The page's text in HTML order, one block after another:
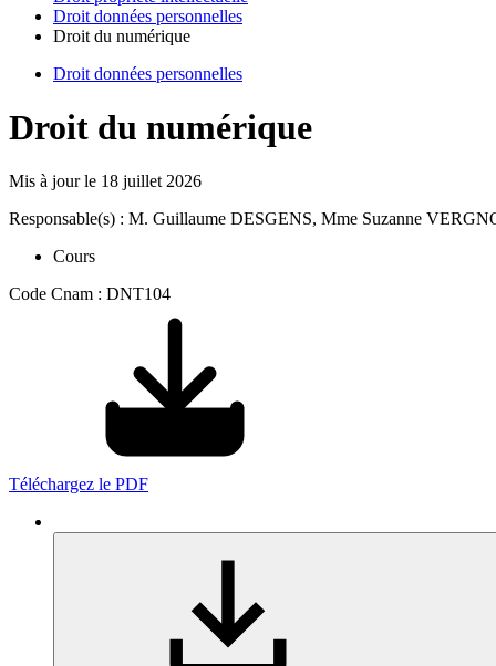
Droit données personnelles
Droit du numérique
Droit données personnelles
Droit du numérique
Mis à jour le 18 juillet 2026
Responsable(s) : M. Guillaume DESGENS, Mme Suzanne
Cours
Code Cnam : DNT104
Téléchargez le PDF